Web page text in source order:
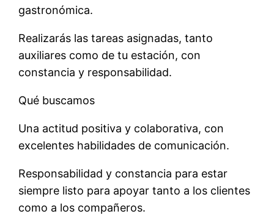
gastronómica.
Realizarás las tareas asignadas, tanto
auxiliares como de tu estación, con
constancia y responsabilidad.
Qué buscamos
Una actitud positiva y colaborativa, con
excelentes habilidades de comunicación.
Responsabilidad y constancia para estar
siempre listo para apoyar tanto a los clientes
como a los compañeros.